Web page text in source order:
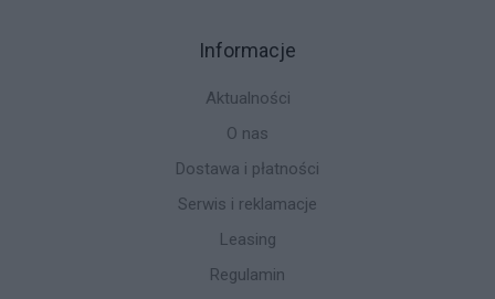
Informacje
Aktualności
O nas
Dostawa i płatności
Serwis i reklamacje
Leasing
Regulamin